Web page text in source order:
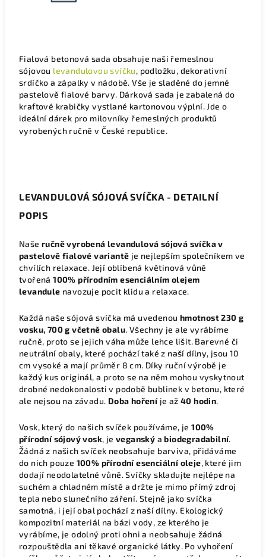
Fialová betonová sada obsahuje naši řemeslnou
sójovou levandulovou svíčku, podložku, dekorativní
srdíčko a zápalky v nádobě. Vše je sladěné do jemné
pastelově fialové barvy. Dárková sada je zabalená do
kraftové krabičky vystlané kartonovou výplní. Jde o
ideální dárek pro milovníky řemeslných produktů
vyrobených ručně v České republice.
LEVANDULOVÁ SÓJOVÁ SVÍČKA - DETAILNÍ
POPIS
Naše ručně vyrobená levandulová sójová svíčka v
pastelově fialové variantě je nejlepším společníkem ve
chvílích relaxace. Její oblíbená květinová vůně
tvořená100% přírodním esenciálním olejem
levandule navozuje pocit klidu a relaxace.
Každá naše sójová svíčka má uvedenou hmotnost 230 g
vosku, 700 g včetně obalu. Všechny je ale vyrábíme
ručně, proto se jejich váha může lehce lišit. Barevné či
neutrální obaly, které pochází také z naší dílny, jsou 10
cm vysoké a mají průměr 8 cm. Díky ruční výrobě je
každý kus originál, a proto se na něm mohou vyskytnout
drobné nedokonalosti v podobě bublinek v betonu, které
ale nejsou na závadu. Doba hořeníje až40 hodin.
Vosk, který do našich svíček používáme, je100%
přírodní sójový vosk, jeveganský abiodegradabilní.
Žádná z našich svíček neobsahuje barviva, přidáváme
do nich pouze 100% přírodní esenciální oleje, které jim
dodají neodolatelné vůně. Svíčky skladujte nejlépe na
suchém a chladném místě a držte je mimo přímý zdroj
tepla nebo slunečního záření. Stejně jako svíčka
samotná, i její obal pochází z naší dílny. Ekologický
kompozitní materiál na bázi vody, ze kterého je
vyrábíme, je odolný proti ohni a neobsahuje žádná
rozpouštědla ani těkavé organické látky. Po vyhoření